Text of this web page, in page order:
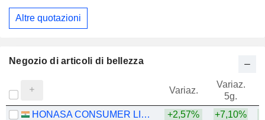
Altre quotazioni
Negozio di articoli di bellezza
Variaz.
Variaz.
5g.
HONASA CONSUMER LIMITED +2,57% +7,10%